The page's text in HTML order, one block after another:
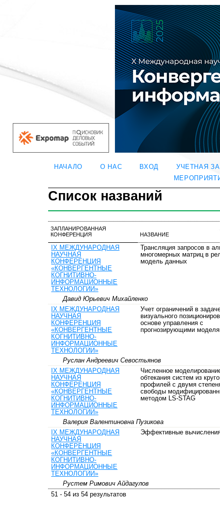
НАЧАЛО О НАС ВХОД
УЧЕТНАЯ
Список названий
ЗАПЛАНИРОВАННАЯ
КОНФЕРЕНЦИЯ
НАЗВАНИЕ
IX МЕЖДУНАРОДНАЯ
НАУЧНАЯ
КОНФЕРЕНЦИЯ
«КОНВЕРГЕНТНЫЕ
КОГНИТИВНО-
ИНФОРМАЦИОННЫЕ
ТЕХНОЛОГИИ»
Трансляция запросов в
многомерных матриц в
модель данных
Давид Юрьевич Михайленко
IX МЕЖДУНАРОДНАЯ
НАУЧНАЯ
КОНФЕРЕНЦИЯ
«КОНВЕРГЕНТНЫЕ
КОГНИТИВНО-
ИНФОРМАЦИОННЫЕ
ТЕХНОЛОГИИ»
Учет ограничений в
визуального
основе управления с
прогнозирующими
Руслан Андреевич Севостьянов
IX МЕЖДУНАРОДНАЯ
НАУЧНАЯ
КОНФЕРЕНЦИЯ
«КОНВЕРГЕНТНЫЕ
КОГНИТИВНО-
ИНФОРМАЦИОННЫЕ
ТЕХНОЛОГИИ»
Численное
обтекания систем из
профилей с двумя
свободы
методом LS-STAG
Валерия Валентиновна Пузикова
IX МЕЖДУНАРОДНАЯ
НАУЧНАЯ
КОНФЕРЕНЦИЯ
«КОНВЕРГЕНТНЫЕ
КОГНИТИВНО-
ИНФОРМАЦИОННЫЕ
ТЕХНОЛОГИИ»
Эффективные
Рустем Римович Айдагулов
51 - 54 из 54 результатов